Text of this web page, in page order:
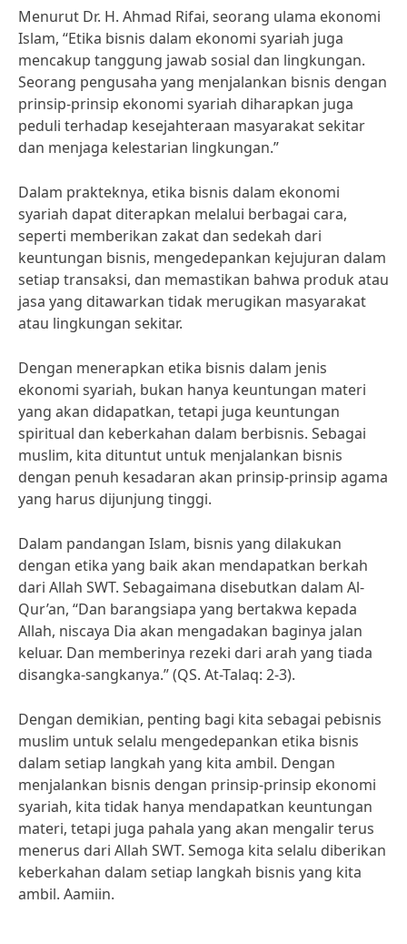
Menurut Dr. H. Ahmad Rifai, seorang ulama ekonomi
Islam, “Etika bisnis dalam ekonomi syariah juga
mencakup tanggung jawab sosial dan lingkungan.
Seorang pengusaha yang menjalankan bisnis dengan
prinsip-prinsip ekonomi syariah diharapkan juga
peduli terhadap kesejahteraan masyarakat sekitar
dan menjaga kelestarian lingkungan.”
Dalam prakteknya, etika bisnis dalam ekonomi
syariah dapat diterapkan melalui berbagai cara,
seperti memberikan zakat dan sedekah dari
keuntungan bisnis, mengedepankan kejujuran dalam
setiap transaksi, dan memastikan bahwa produk atau
jasa yang ditawarkan tidak merugikan masyarakat
atau lingkungan sekitar.
Dengan menerapkan etika bisnis dalam jenis
ekonomi syariah, bukan hanya keuntungan materi
yang akan didapatkan, tetapi juga keuntungan
spiritual dan keberkahan dalam berbisnis. Sebagai
muslim, kita dituntut untuk menjalankan bisnis
dengan penuh kesadaran akan prinsip-prinsip agama
yang harus dijunjung tinggi.
Dalam pandangan Islam, bisnis yang dilakukan
dengan etika yang baik akan mendapatkan berkah
dari Allah SWT. Sebagaimana disebutkan dalam Al-
Qur’an, “Dan barangsiapa yang bertakwa kepada
Allah, niscaya Dia akan mengadakan baginya jalan
keluar. Dan memberinya rezeki dari arah yang tiada
disangka-sangkanya.” (QS. At-Talaq: 2-3).
Dengan demikian, penting bagi kita sebagai pebisnis
muslim untuk selalu mengedepankan etika bisnis
dalam setiap langkah yang kita ambil. Dengan
menjalankan bisnis dengan prinsip-prinsip ekonomi
syariah, kita tidak hanya mendapatkan keuntungan
materi, tetapi juga pahala yang akan mengalir terus
menerus dari Allah SWT. Semoga kita selalu diberikan
keberkahan dalam setiap langkah bisnis yang kita
ambil. Aamiin.